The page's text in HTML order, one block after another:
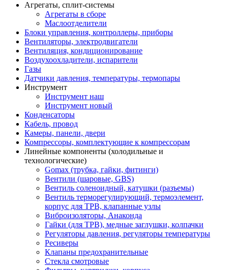
Агрегаты, сплит-системы
Агрегаты в сборе
Маслоотделители
Блоки управления, контроллеры, приборы
Вентиляторы, электродвигатели
Вентиляция, кондиционирование
Воздухоохладители, испарители
Газы
Датчики давления, температуры, термопары
Инструмент
Инструмент наш
Инструмент новый
Конденсаторы
Кабель, провод
Камеры, панели, двери
Компрессоры, комплектующие к компрессорам
Линейные компоненты (холодильные и
технологические)
Gomax (трубка, гайки, фитинги)
Вентили (шаровые, GBS)
Вентиль соленоидный, катушки (разъемы)
Вентиль терморегулирующий, термоэлемент,
корпус для ТРВ, клапанные узлы
Виброизоляторы, Анаконда
Гайки (для ТРВ), медные заглушки, колпачки
Регуляторы давления, регуляторы температуры
Ресиверы
Клапаны предохранительные
Стекла смотровые